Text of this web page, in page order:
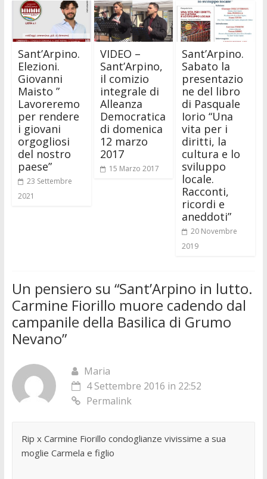
Sant’Arpino.
Elezioni.
Giovanni
Maisto ”
Lavoreremo
per rendere
i giovani
orgogliosi
del nostro
paese”
23 Settembre
2021
VIDEO –
Sant’Arpino,
il comizio
integrale di
Alleanza
Democratica
di domenica
12 marzo
2017
15 Marzo 2017
Sant’Arpino.
Sabato la
presentazio
ne del libro
di Pasquale
Iorio “Una
vita per i
diritti, la
cultura e lo
sviluppo
locale.
Racconti,
ricordi e
aneddoti”
20 Novembre
2019
Un pensiero su “Sant’Arpino in lutto.
Carmine Fiorillo muore cadendo dal
campanile della Basilica di Grumo
Nevano”
Maria
4 Settembre 2016 in 22:52
Permalink
Rip x Carmine Fiorillo condoglianze vivissime a sua
moglie Carmela e figlio